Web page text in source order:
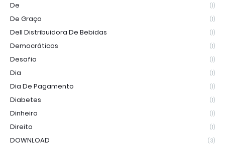
De (1)
De Graça (1)
Dell Distribuidora De Bebidas (1)
Democráticos (1)
Desafio (1)
Dia (1)
Dia De Pagamento (1)
Diabetes (1)
Dinheiro (1)
Direito (1)
DOWNLOAD (3)